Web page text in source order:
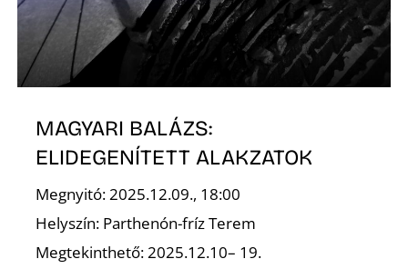
MAGYARI BALÁZS:
ELIDEGENÍTETT ALAKZATOK
Megnyitó: 2025.12.09., 18:00
Helyszín: Parthenón-fríz Terem
Megtekinthető: 2025.12.10– 19.